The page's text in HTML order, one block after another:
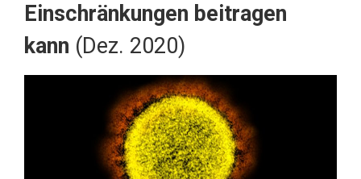
Einschränkungen beitragen
kann (Dez. 2020)